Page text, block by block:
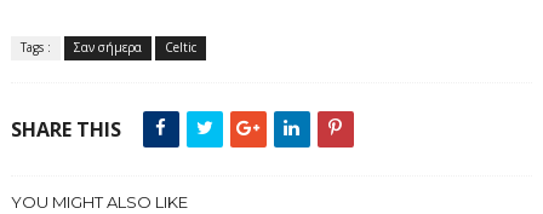
Tags : Σαν σήμερα Celtic
SHARE THIS
YOU MIGHT ALSO LIKE